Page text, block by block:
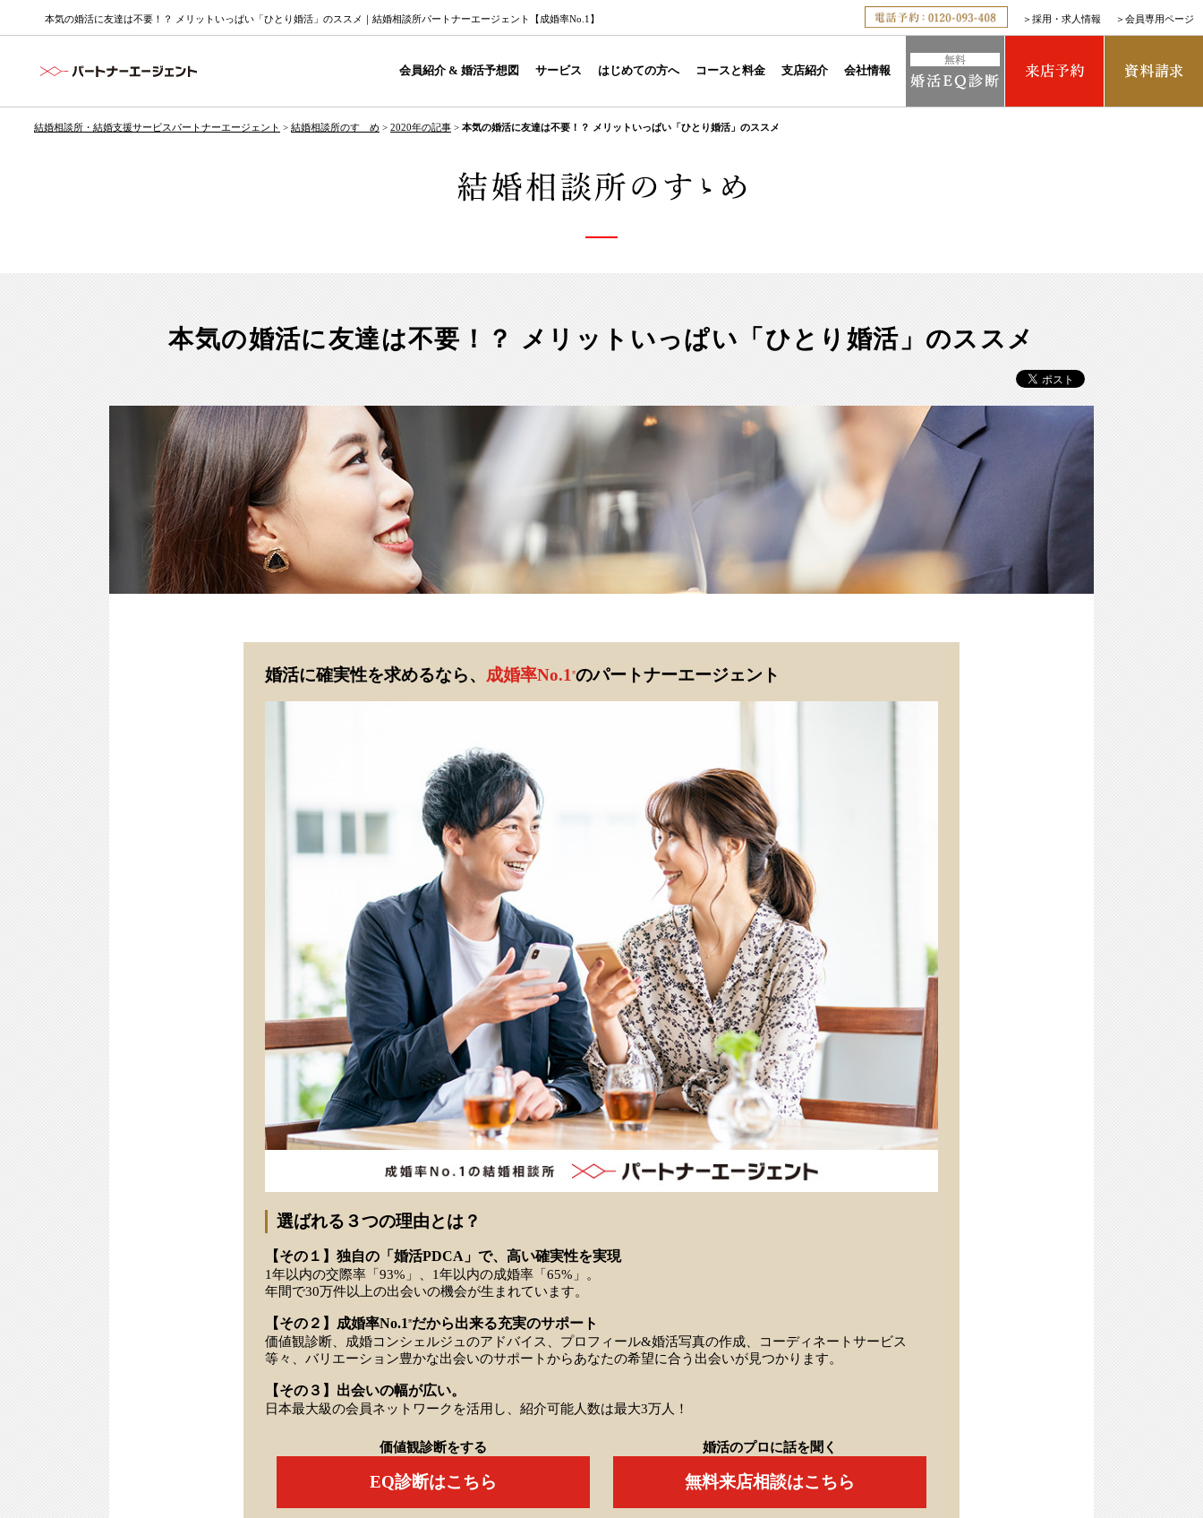
本気の婚活に友達は不要！？ メリットいっぱい「ひとり婚活」のススメ｜結婚相談所パートナーエージェント【成婚率No.1】 ＞ 採用・求人情報 ＞ 会員専用ページ
会員紹介 & 婚活予想図 サービス はじめての方へ コースと料金 支店紹介 会社情報
結婚相談所・結婚支援サービスパートナーエージェント > 結婚相談所のすゝめ > 2020年の記事 > 本気の婚活に友達は不要！？ メリットいっぱい「ひとり婚活」のススメ
本気の婚活に友達は不要！？ メリットいっぱい「ひとり婚活」のススメ
婚活に確実性を求めるなら、 成婚率No.1 ※のパートナーエージェント
選ばれる３つの理由とは？
【その１】独自の「婚活PDCA」で、高い確実性を実現
1年以内の交際率「93%」、1年以内の成婚率「65%」。
年間で30万件以上の出会いの機会が生まれています。
【その２】成婚率No.1 ※ だから出来る充実のサポート
価値観診断、成婚コンシェルジュのアドバイス、プロフィール&婚活写真の作成、コーディネートサービス
等々、バリエーション豊かな出会いのサポートからあなたの希望に合う出会いが見つかります。
【その３】出会いの幅が広い。
日本最大級の会員ネットワークを活用し、紹介可能人数は最大3万人！
価値観診断をする
EQ診断はこちら
婚活のプロに話を聞く
無料来店相談はこちら